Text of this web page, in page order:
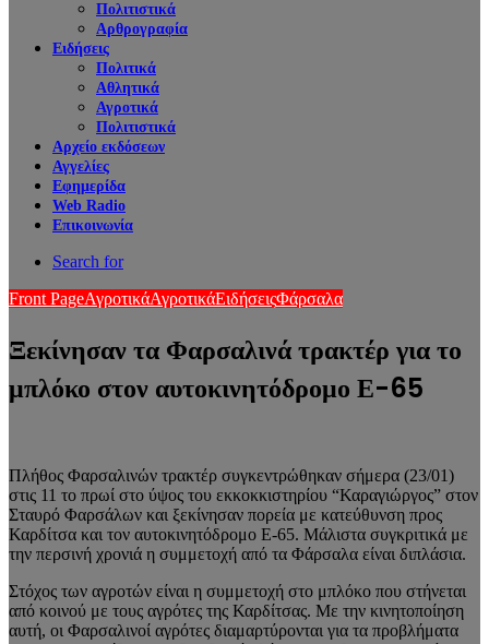
Πολιτιστικά
Αρθρογραφία
Ειδήσεις
Πολιτικά
Αθλητικά
Αγροτικά
Πολιτιστικά
Αρχείο εκδόσεων
Αγγελίες
Εφημερίδα
Web Radio
Επικοινωνία
Search for
Front PageΑγροτικάΑγροτικάΕιδήσειςΦάρσαλα
Ξεκίνησαν τα Φαρσαλινά τρακτέρ για το
μπλόκο στον αυτοκινητόδρομο Ε-65
Πλήθος Φαρσαλινών τρακτέρ συγκεντρώθηκαν σήμερα (23/01)
στις 11 το πρωί στο ύψος του εκκοκκιστηρίου “Καραγιώργος” στον
Σταυρό Φαρσάλων και ξεκίνησαν πορεία με κατεύθυνση προς
Καρδίτσα και τον αυτοκινητόδρομο Ε-65. Μάλιστα συγκριτικά με
την περσινή χρονιά η συμμετοχή από τα Φάρσαλα είναι διπλάσια.
Στόχος των αγροτών είναι η συμμετοχή στο μπλόκο που στήνεται
από κοινού με τους αγρότες της Καρδίτσας. Με την κινητοποίηση
αυτή, οι Φαρσαλινοί αγρότες διαμαρτύρονται για τα προβλήματα